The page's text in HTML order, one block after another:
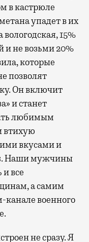
в кастрюле
упадет в их
15%
и не возьми 20%
которые
позволят
Он включит
и станет
любимым
втихую
вкусами и
Наши мужчины
и все
а самим
канале военного
не сразу. Я